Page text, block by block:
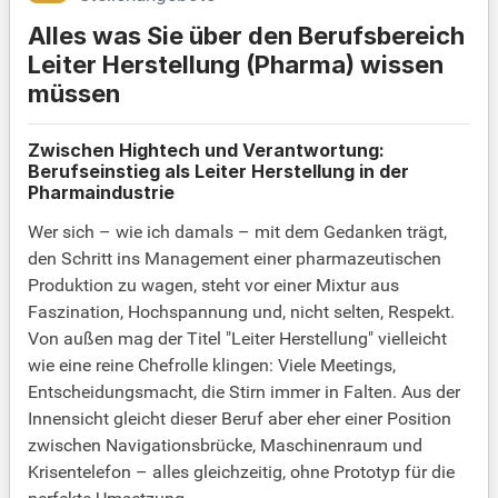
Alles was Sie über den Berufsbereich
Leiter Herstellung (Pharma) wissen
müssen
Zwischen Hightech und Verantwortung:
Berufseinstieg als Leiter Herstellung in der
Pharmaindustrie
Wer sich – wie ich damals – mit dem Gedanken trägt,
den Schritt ins Management einer pharmazeutischen
Produktion zu wagen, steht vor einer Mixtur aus
Faszination, Hochspannung und, nicht selten, Respekt.
Von außen mag der Titel "Leiter Herstellung" vielleicht
wie eine reine Chefrolle klingen: Viele Meetings,
Entscheidungsmacht, die Stirn immer in Falten. Aus der
Innensicht gleicht dieser Beruf aber eher einer Position
zwischen Navigationsbrücke, Maschinenraum und
Krisentelefon – alles gleichzeitig, ohne Prototyp für die